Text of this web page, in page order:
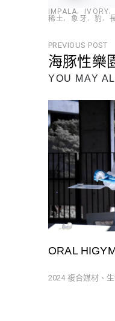
IMPALA IVORY
稀土
象牙 豹
文
章
導
覽
PREVIOUS POST
海豚性樂
Previous
YOU MAY
ORAL
2024 複合媒材、